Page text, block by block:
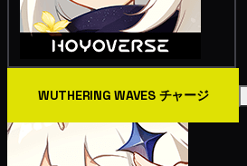
WUTHERING WAVES チャージ